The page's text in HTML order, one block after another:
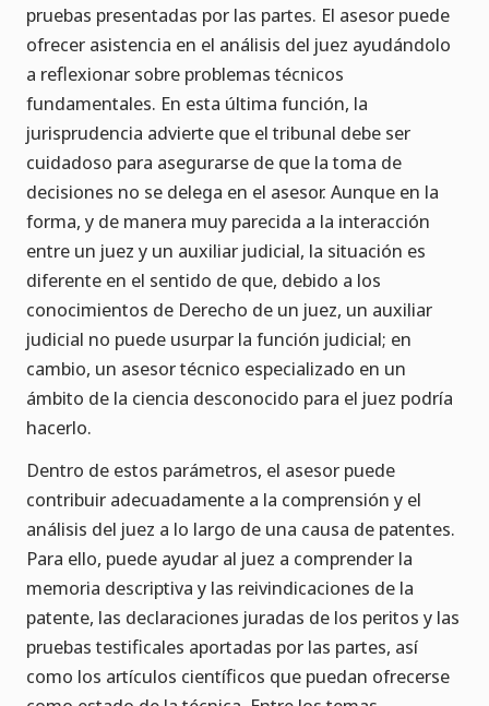
pruebas presentadas por las partes. El asesor puede
ofrecer asistencia en el análisis del juez ayudándolo
a reflexionar sobre problemas técnicos
fundamentales. En esta última función, la
jurisprudencia advierte que el tribunal debe ser
cuidadoso para asegurarse de que la toma de
decisiones no se delega en el asesor. Aunque en la
forma, y de manera muy parecida a la interacción
entre un juez y un auxiliar judicial, la situación es
diferente en el sentido de que, debido a los
conocimientos de Derecho de un juez, un auxiliar
judicial no puede usurpar la función judicial; en
cambio, un asesor técnico especializado en un
ámbito de la ciencia desconocido para el juez podría
hacerlo.
Dentro de estos parámetros, el asesor puede
contribuir adecuadamente a la comprensión y el
análisis del juez a lo largo de una causa de patentes.
Para ello, puede ayudar al juez a comprender la
memoria descriptiva y las reivindicaciones de la
patente, las declaraciones juradas de los peritos y las
pruebas testificales aportadas por las partes, así
como los artículos científicos que puedan ofrecerse